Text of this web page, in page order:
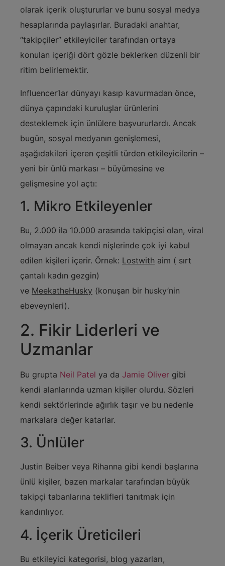
olarak içerik oluştururlar ve bunu sosyal medya
hesaplarında paylaşırlar. Buradaki anahtar,
“takipçiler” etkileyiciler tarafından ortaya
konulan içeriği dört gözle beklerken düzenli bir
ritim belirlemektir.
Influencer’lar dünyayı kasıp kavurmadan önce,
dünya çapındaki kuruluşlar ürünlerini
desteklemek için ünlülere başvururlardı. Ancak
bugün, sosyal medyanın genişlemesi,
aşağıdakileri içeren çeşitli türden etkileyicilerin –
yeni bir ünlü markası – büyümesine ve
gelişmesine yol açtı:
1. Mikro Etkileyenler
Bu, 2.000 ila 10.000 arasında takipçisi olan, viral
olmayan ancak kendi nişlerinde çok iyi kabul
edilen kişileri içerir. Örnek: Lostwith aim ( sırt
çantalı kadın gezgin)
ve MeekatheHusky (konuşan bir husky’nin
ebeveynleri).
2. Fikir Liderleri ve
Uzmanlar
Bu grupta Neil Patel ya da Jamie Oliver gibi
kendi alanlarında uzman kişiler olurdu. Sözleri
kendi sektörlerinde ağırlık taşır ve bu nedenle
markalara değer katarlar.
3. Ünlüler
Justin Beiber veya Rihanna gibi kendi başlarına
ünlü kişiler, bazen markalar tarafından büyük
takipçi tabanlarına teklifleri tanıtmak için
kandırılıyor.
4. İçerik Üreticileri
Bu etkileyici kategorisi, blog yazarları,